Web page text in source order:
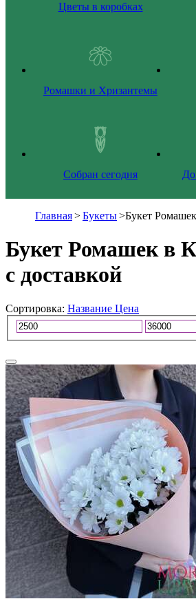
Цветы в коробках
Ромашки и Хризантемы
Собран сегодня
Главная>Букеты>Букет Ромашек
Букет Ромашек в
с доставкой
Сортировка: Название Цена